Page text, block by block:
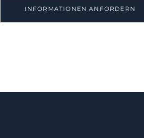
INFORMATIONEN ANFORDERN